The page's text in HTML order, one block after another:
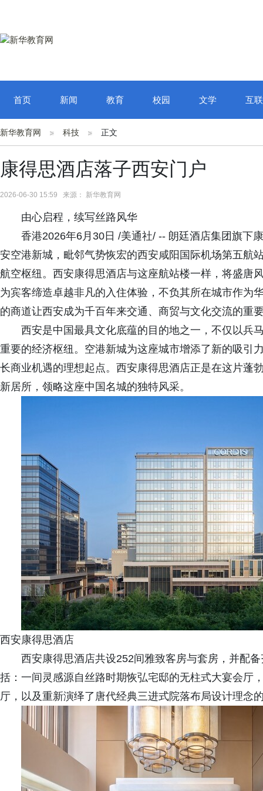
首页 新闻 教育 校园 文学 互
新华教育网 科技 正文
康得思酒店落子西安门户
2026-06-30 15:59 来源： 新华教育网
由心启程，续写丝路风华
香港2026年6月30日 /美通社/ -- 朗廷酒店集团旗下
安空港新城，毗邻气势恢宏的西安咸阳国际机场第五航
航空枢纽。西安康得思酒店与这座航站楼一样，将盛唐
为宾客缔造卓越非凡的入住体验，不负其所在城市作为
的商道让西安成为千百年来交通、商贸与文化交流的重
西安是中国最具文化底蕴的目的地之一，不仅以兵
重要的经济枢纽。空港新城为这座城市增添了新的吸引
长商业机遇的理想起点。西安康得思酒店正是在这片蓬
新居所，领略这座中国名城的独特风采。
西安康得思酒店
西安康得思酒店共设252间雅致客房与套房，并配
括：一间灵感源自丝路时期恢弘宅邸的无柱式大宴会厅
厅，以及重新演绎了唐代经典三进式院落布局设计理念